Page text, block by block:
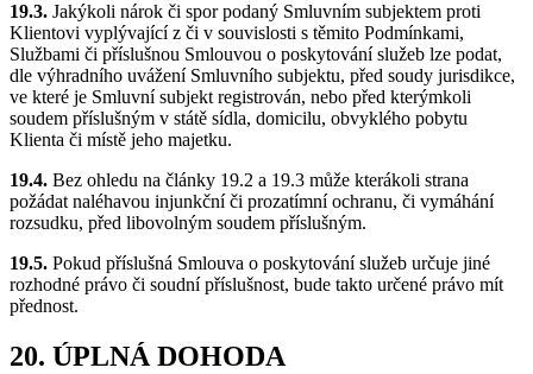
19.3. Jakýkoli nárok či spor podaný Smluvním subjektem proti
Klientovi vyplývající z či v souvislosti s těmito Podmínkami,
Službami či příslušnou Smlouvou o poskytování služeb lze podat,
dle výhradního uvážení Smluvního subjektu, před soudy jurisdikce,
ve které je Smluvní subjekt registrován, nebo před kterýmkoli
soudem příslušným v státě sídla, domicilu, obvyklého pobytu
Klienta či místě jeho majetku.
19.4. Bez ohledu na články 19.2 a 19.3 může kterákoli strana
požádat naléhavou injunkční či prozatímní ochranu, či vymáhání
rozsudku, před libovolným soudem příslušným.
19.5. Pokud příslušná Smlouva o poskytování služeb určuje jiné
rozhodné právo či soudní příslušnost, bude takto určené právo mít
přednost.
20. ÚPLNÁ DOHODA